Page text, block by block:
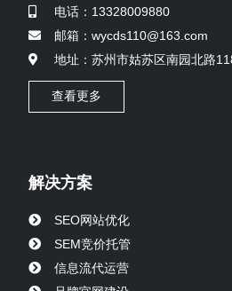
电话：13328009880
邮箱：wycds110@163.com
地址：苏州市姑苏区南园北路
查看更多
解决方案
SEO网站优化
SEM竞价托管
信息流代运营